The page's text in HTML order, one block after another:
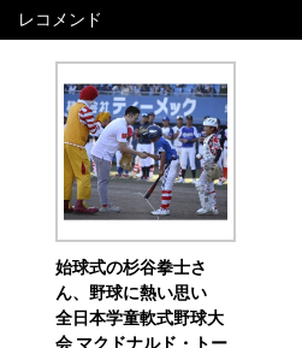
レコメンド
始球式の杉谷拳士さ
ん、野球に熱い思い
全日本学童軟式野球大
会 マクドナルド・トー